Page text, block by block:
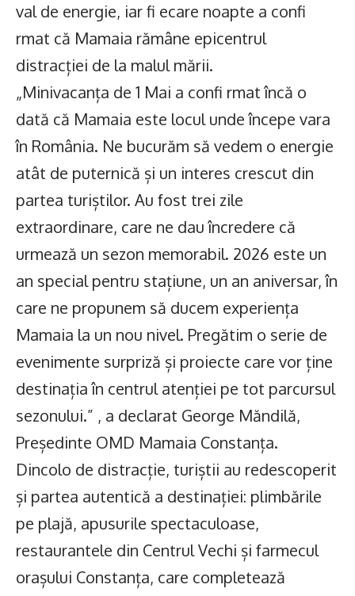
val de energie, iar fi ecare noapte a confi
rmat că Mamaia rămâne epicentrul
distracției de la malul mării.
„Minivacanța de 1 Mai a confi rmat încă o
dată că Mamaia este locul unde începe vara
în România. Ne bucurăm să vedem o energie
atât de puternică și un interes crescut din
partea turiștilor. Au fost trei zile
extraordinare, care ne dau încredere că
urmează un sezon memorabil. 2026 este un
an special pentru stațiune, un an aniversar, în
care ne propunem să ducem experiența
Mamaia la un nou nivel. Pregătim o serie de
evenimente surpriză și proiecte care vor ține
destinația în centrul atenției pe tot parcursul
sezonului.” , a declarat George Măndilă,
Președinte OMD Mamaia Constanța.
Dincolo de distracție, turiștii au redescoperit
și partea autentică a destinației: plimbările
pe plajă, apusurile spectaculoase,
restaurantele din Centrul Vechi și farmecul
orașului Constanța, care completează